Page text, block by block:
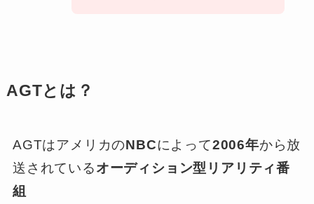
AGTとは？
AGTはアメリカのNBCによって2006年から放
送されているオーディション型リアリティ番
組